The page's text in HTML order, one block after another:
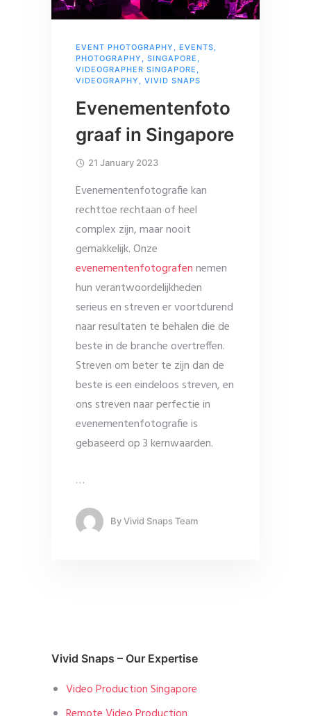
EVENT PHOTOGRAPHY , EVENTS,
PHOTOGRAPHY , SINGAPORE ,
VIDEOGRAPHER SINGAPORE ,
VIDEOGRAPHY , VIVID SNAPS
Evenementenfoto
graaf in Singapore
21 January 2023
Evenementenfotografie kan
rechttoe rechtaan of heel
complex zijn, maar nooit
gemakkelijk. Onze
evenementenfotografennemen
hun verantwoordelijkheden
serieus en streven er voortdurend
naar resultaten te behalen die de
beste in de branche overtreffen.
Streven om beter te zijn dan de
beste is een eindeloos streven, en
ons streven naar perfectie in
evenementenfotografie is
gebaseerd op 3 kernwaarden.
…
ByVivid Snaps Team
Vivid Snaps – Our Expertise
Video Production Singapore